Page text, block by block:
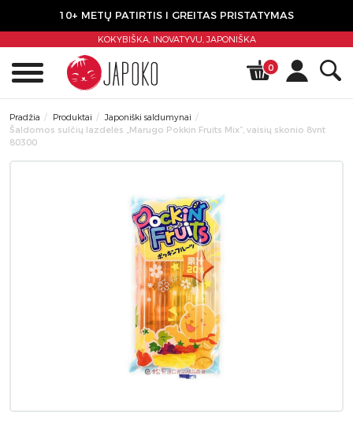
10+ METŲ PATIRTIS I GREITAS PRISTATYMAS
KOKYBIŠKA, INOVATYVU,JAPONIŠKA
0
Pradžia Produktai
Japoniški saldumynai
Šaldomos sulčių lazdelės „Marugo Pokkin Fruits Mix”, vaisių skonio 8vnt
80300